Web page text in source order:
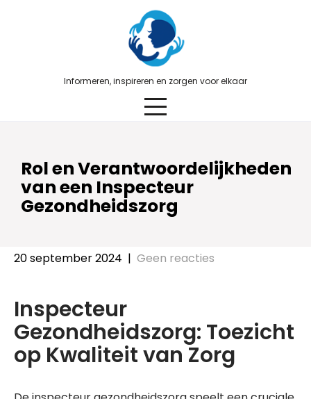
Informeren, inspireren en zorgen voor elkaar
Rol en Verantwoordelijkheden
van een Inspecteur
Gezondheidszorg
20 september 2024 | Geen reacties
Inspecteur
Gezondheidszorg: Toezicht
op Kwaliteit van Zorg